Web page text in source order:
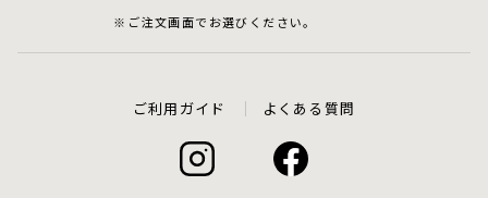
ご注文画面でお選びください。
ご利用ガイド よくある質問